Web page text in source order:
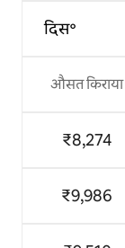
दिस॰
औसत किराया
₹8,274
₹9,986